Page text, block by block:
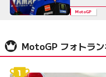
MotoGP
MotoGP フォトラ